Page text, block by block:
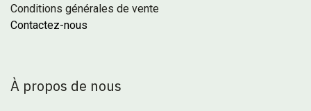
Conditions générales de vente
Contactez-nous
À propos de nous